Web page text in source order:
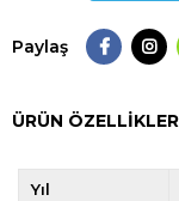
Paylaş
ÜRÜN
Yıl